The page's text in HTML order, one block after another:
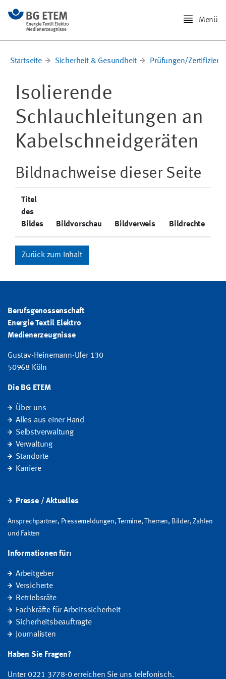
Menü
Startseite Sicherheit & Gesundheit Prüfungen/
Isolierende
Schlauchleitungen an
Kabelschneidgeräten
Bildnachweise dieser Seite
Titel
des
Bildes
Bildvorschau Bildverweis Bildrechte
Zurück zum Inhalt
Berufsgenossenschaft
Energie Textil Elektro
Medienerzeugnisse
Gustav-Heinemann-Ufer 130
50968 Köln
Die BG ETEM
Über uns
Alles aus einer Hand
Selbstverwaltung
Verwaltung
Standorte
Karriere
Presse / Aktuelles
Ansprechpartner, Pressemeldungen, Termine, Themen, Bilder, Zahlen
und Fakten
Informationen für:
Arbeitgeber
Versicherte
Betriebsräte
Fachkräfte für Arbeitssicherheit
Sicherheitsbeauftragte
Journalisten
Haben Sie Fragen?
Unter 0221 3778-0 erreichen Sie uns telefonisch.